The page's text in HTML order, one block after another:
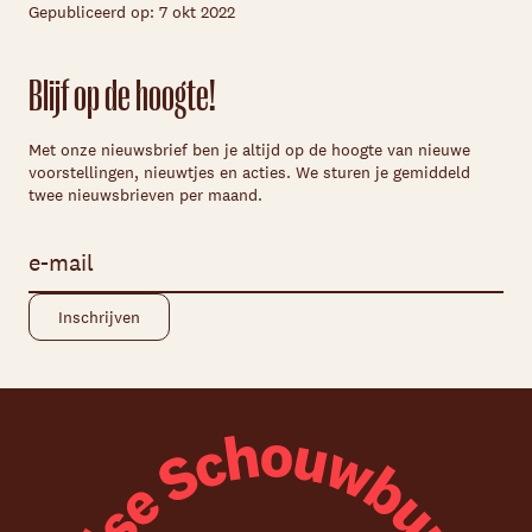
Gepubliceerd op: 7 okt 2022
Blijf op de hoogte!
Met onze nieuwsbrief ben je altijd op de hoogte van nieuwe
voorstellingen, nieuwtjes en acties. We sturen je gemiddeld
twee nieuwsbrieven per maand.